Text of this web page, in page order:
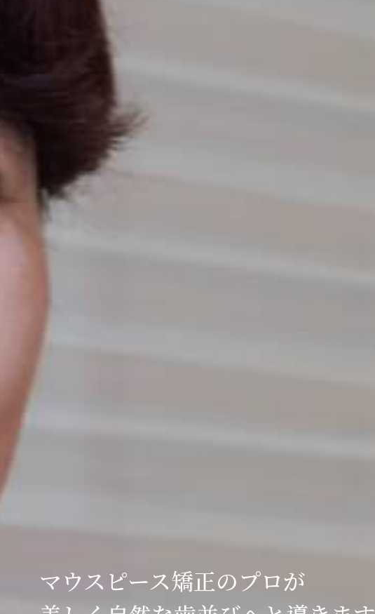
マウスピース矯正のプロが